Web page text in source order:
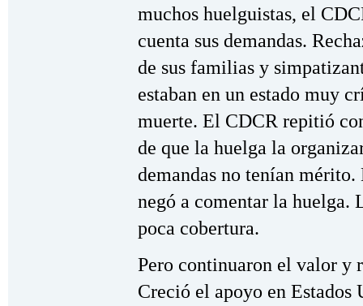
muchos huelguistas, el
cuenta sus demandas.
de sus familias y
estaban en un estado muy
muerte. El CDCR repitió
de que la huelga la
demandas no tenían
negó a comentar la huelga.
poca cobertura.
Pero continuaron el valor y
Creció el apoyo en Estados